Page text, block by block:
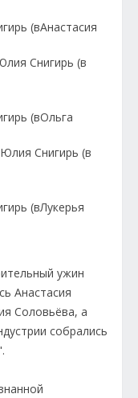
Анастасия
Ольга
Лукерья
ужин
Анастасия
Соловьёва, а
собрались